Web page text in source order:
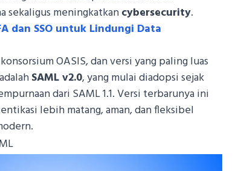
sekaligus meningkatkancybersecurity.
dan SSO untuk Lindungi Data
OASIS, dan versi yang paling luas
SAML v2.0, yang mulai diadopsi sejak
dari SAML 1.1. Versi terbarunya ini
lebih matang, aman, dan fleksibel